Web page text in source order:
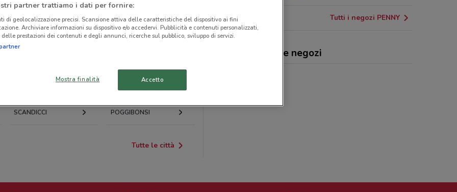
FUCECCHIO PISA
SCANDICCI POGGIBONSI
Tutte le città
Tutti i negozi PENNY
PENNY, offerte e negozi
partner trattiamo i dati per fornire:
di geolocalizzazione precisi. Scansione attiva delle caratteristiche del dispositivo ai fini
Archiviare informazioni su dispositivo e/o accedervi. Pubblicità e contenuti personalizzati,
prestazioni dei contenuti e degli annunci, ricerche sul pubblico, sviluppo di servizi.
Mostra finalità Accetto